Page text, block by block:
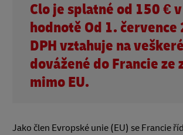
Clo je splatné od 150 € v
hodnotě Od 1. července
DPH vztahuje na
dovážené do Francie ze
mimo EU.
Jako člen Evropské unie (EU) se Francie